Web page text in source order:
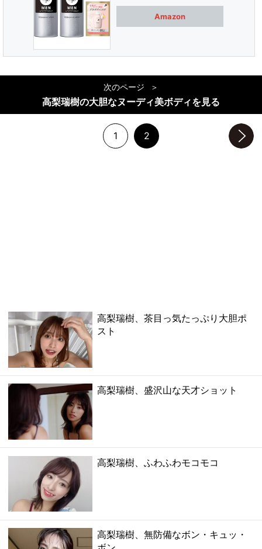
Amazon
次のページ
高梨瑞樹の大胆なヌーディ美ボディを見る
1 2
高梨瑞樹、茶目っ気たっぷり大胆ポ
スト
高梨瑞樹、盛沢山な天才ショット
高梨瑞樹、ふわふわモコモコ
高梨瑞樹、無防備なボン・キュッ・